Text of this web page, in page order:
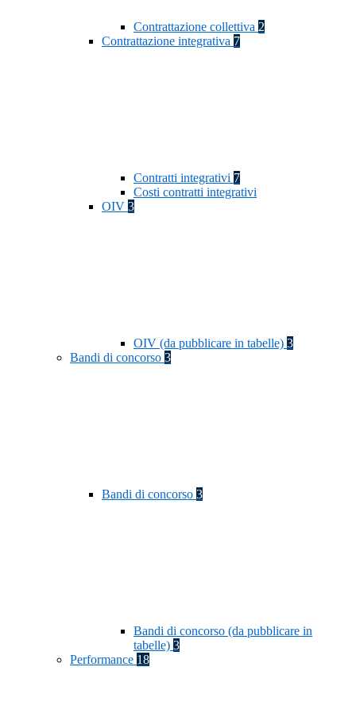
Contrattazione collettiva 2
Contrattazione integrativa 7
Contratti integrativi 7
Costi contratti integrativi
OIV 3
OIV (da pubblicare in tabelle) 3
Bandi di concorso 3
Bandi di concorso 3
Bandi di concorso (da pubblicare in
tabelle) 3
Performance 18